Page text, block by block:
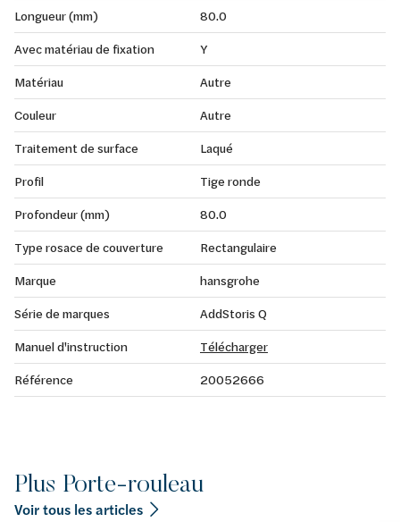
Longueur (mm)
80.0
Avec matériau de fixation
Y
Matériau
Autre
Couleur
Autre
Traitement de surface
Laqué
Profil
Tige ronde
Profondeur (mm)
80.0
Type rosace de couverture
Rectangulaire
Marque
hansgrohe
Série de marques
AddStoris Q
Manuel d'instruction
Télécharger
Référence
20052666
Plus Porte-rouleau
Voir tous les articles